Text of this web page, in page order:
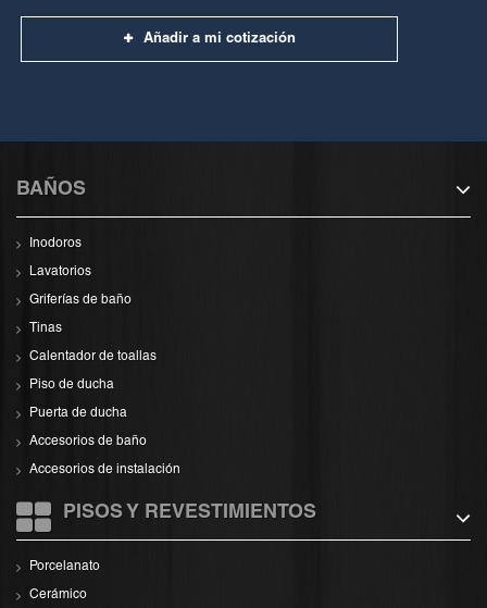
Añadir a mi cotización
BAÑOS
Inodoros
Lavatorios
Griferías de baño
Tinas
Calentador de toallas
Piso de ducha
Puerta de ducha
Accesorios de baño
Accesorios de instalación
PISOS Y REVESTIMIENTOS
Porcelanato
Cerámico